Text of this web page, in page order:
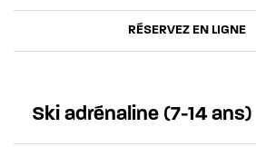
RÉSERVEZ EN LIGNE
Ski adrénaline (7-14 ans)